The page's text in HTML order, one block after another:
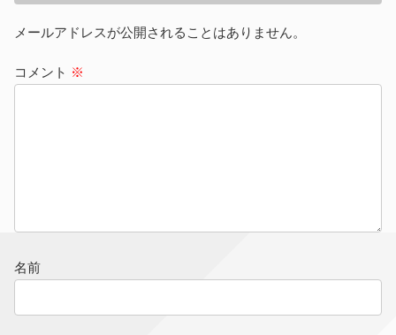
メールアドレスが公開されることはありません。
コメント ※
名前